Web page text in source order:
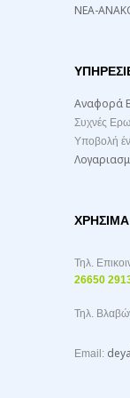
ΝΕΑ-
Αναφορά
Συχνές
Υποβολή
Τηλ.
26650
Τηλ.
Email: